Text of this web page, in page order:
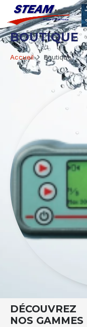
BOUTIQUE
Accueil Boutique
DÉCOUVREZ
NOS GAMMES